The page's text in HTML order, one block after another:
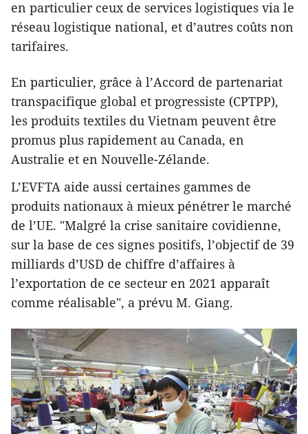
en particulier ceux de services logistiques via le
réseau logistique national, et d’autres coûts non
tarifaires.
En particulier, grâce à l’Accord de partenariat
transpacifique global et progressiste (CPTPP),
les produits textiles du Vietnam peuvent être
promus plus rapidement au Canada, en
Australie et en Nouvelle-Zélande.
L’EVFTA aide aussi certaines gammes de
produits nationaux à mieux pénétrer le marché
de l’UE. "Malgré la crise sanitaire covidienne,
sur la base de ces signes positifs, l’objectif de 39
milliards d’USD de chiffre d’affaires à
l’exportation de ce secteur en 2021 apparaît
comme réalisable", a prévu M. Giang.